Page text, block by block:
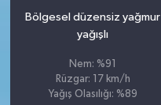
Bölgesel düzensiz yağmur
yağışlı
Nem: %91
Rüzgar: 17 km/h
Yağış Olasılığı: %89